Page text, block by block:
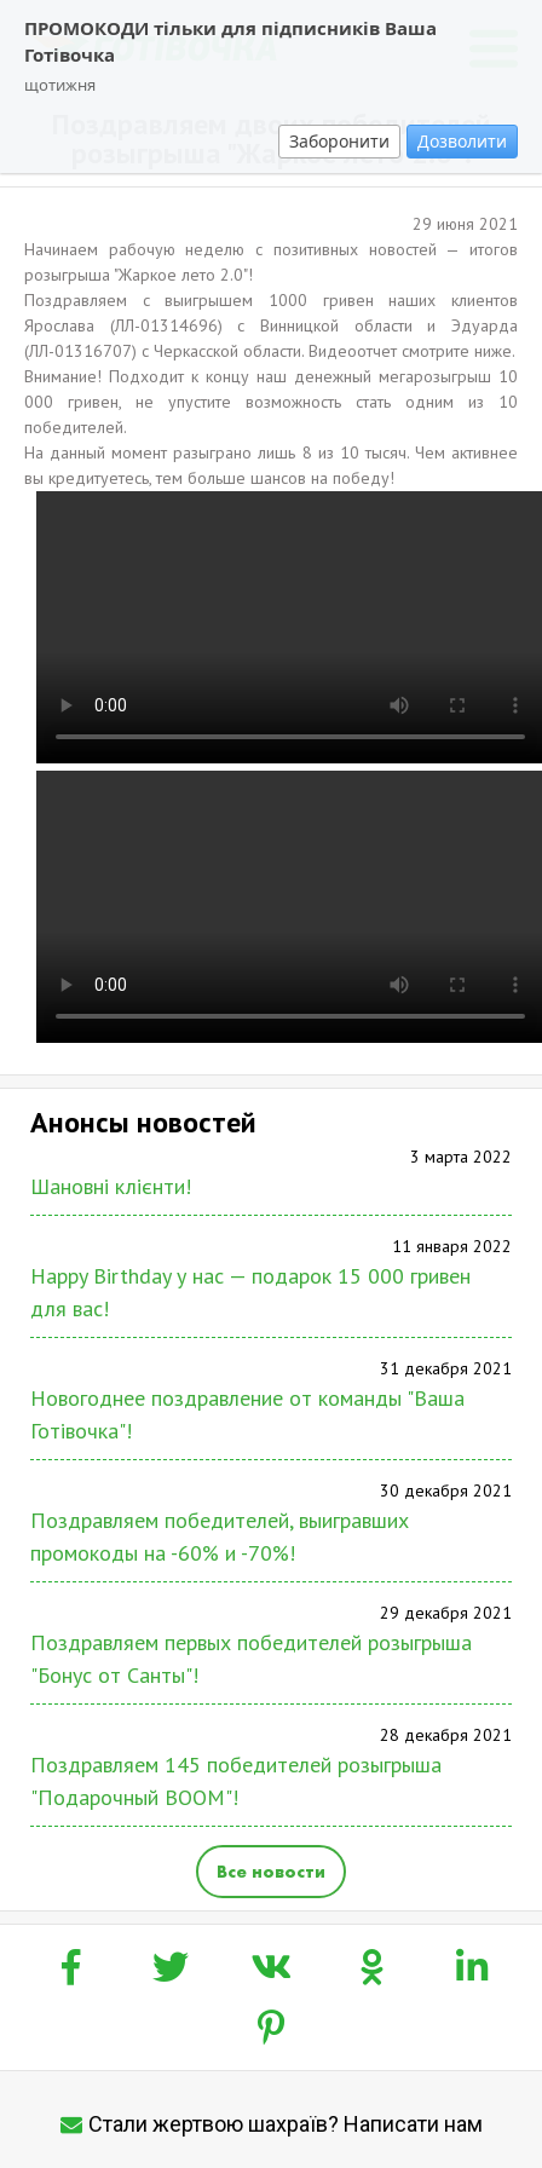
ПРОМОКОДИ тільки для підписників Ваша
Готівочка
щотижня
Заборонити Дозволити
Поздравляем двоих победителей
розыгрыша "Жаркое лето 2.0"!
29 июня 2021
Начинаем рабочую неделю с позитивных новостей — итогов
розыгрыша "Жаркое лето 2.0"!
Поздравляем с выигрышем 1000 гривен наших клиентов
Ярослава (ЛЛ-01314696) с Винницкой области и Эдуарда
(ЛЛ-01316707) с Черкасской области. Видеоотчет смотрите ниже.
Внимание! Подходит к концу наш денежный мегарозыгрыш 10
000 гривен, не упустите возможность стать одним из 10
победителей.
На данный момент разыграно лишь 8 из 10 тысяч. Чем активнее
вы кредитуетесь, тем больше шансов на победу!
Анонсы новостей
3 марта 2022
Шановні клієнти!
11 января 2022
Happy Birthday у нас — подарок 15 000 гривен
для вас!
31 декабря 2021
Новогоднее поздравление от команды "Ваша
Готівочка"!
30 декабря 2021
Поздравляем победителей, выигравших
промокоды на -60% и -70%!
29 декабря 2021
Поздравляем первых победителей розыгрыша
"Бонус от Санты"!
28 декабря 2021
Поздравляем 145 победителей розыгрыша
"Подарочный BOOM"!
Все новости
Стали жертвою шахраїв? Написати нам